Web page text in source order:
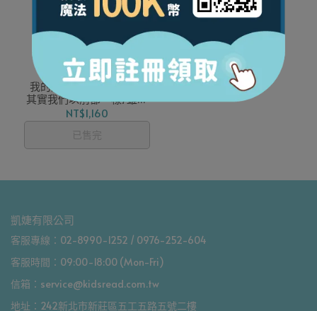
我的知識探索繪本 第2輯
其實我們以前都一樣/雖然
我們現在不一樣 (2冊)
NT$1,160
已售完
凱婕有限公司
客服專線：02-8990-1252 / 0976-252-604
客服時間：09:00-18:00 (Mon-Fri)
信箱：service@kidsread.com.tw
地址：242新北市新莊區五工五路五號二樓